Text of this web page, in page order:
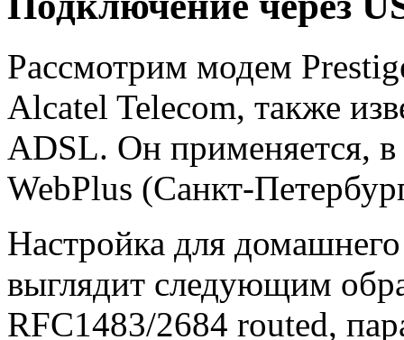
Рассмотрим модем
Alcatel Telecom, также
ADSL. Он применяется, в
WebPlus (Санкт-
Настройка для
выглядит следующим
RFC1483/2684 routed,